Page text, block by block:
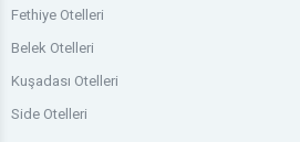
Fethiye Otelleri
Belek Otelleri
Kuşadası Otelleri
Side Otelleri